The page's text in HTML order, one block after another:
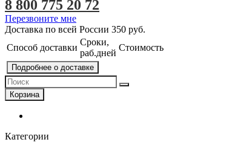
8 800 775 20 72
Перезвоните мне
Доставка по всей России 350 руб.
Способ доставки
Сроки,
раб.дней
Стоимость
Подробнее о доставке
Корзина
Категории